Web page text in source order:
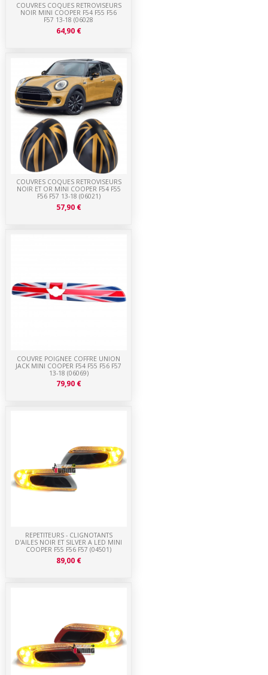
REPETITEURS - CLIGNOTANTS
D'AILES NOIR ET SILVER A LED MINI
COOPER F55 F56 F57 (04501)
89,00 €
COUVRE POIGNEE COFFRE UNION
JACK MINI COOPER F54 F55 F56 F57
13-18 (06069)
79,90 €
COUVRES COQUES RETROVISEURS
NOIR ET OR MINI COOPER F54 F55
F56 F57 13-18 (06021)
57,90 €
COUVRES COQUES RETROVISEURS
NOIR MINI COOPER F54 F55 F56
F57 13-18 (06028
64,90 €